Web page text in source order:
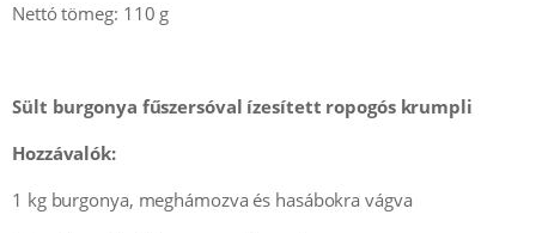
Nettó tömeg: 110 g
Sült burgonya fűszersóval ízesített ropogós krumpli
Hozzávalók:
1 kg burgonya, meghámozva és hasábokra vágva